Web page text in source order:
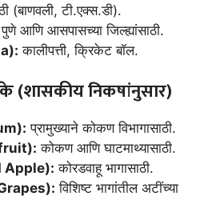
(बाणवली, टी.एक्स.डी).
पुणे आणि आसपासच्या जिल्ह्यांसाठी.
कालीपत्ती, क्रिकेट बॉल.
(शासकीय निकषांनुसार)
प्रामुख्याने कोकण विभागासाठी.
कोकण आणि घाटमाथ्यासाठी.
Apple): कोरडवाहू भागासाठी.
(Grapes): विशिष्ट भागांतील अटींच्या